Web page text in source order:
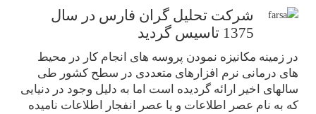
شرکت تحلیل گران فارس در سال
1375 تاسیس گردید
در زمینه مکانیزه نمودن پروسه های انجام کار در محیط
های درمانی نرم افزارهای متعددی در سطح کشور طی
سالهای اخیر ارائه گردیده است اما به دلیل وجود در دنیایی
که به نام عصر اطلاعات و یا عصر انفجار اطلاعات نامیده